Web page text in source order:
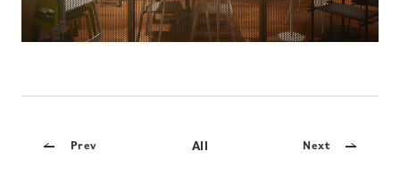
Prev All Next